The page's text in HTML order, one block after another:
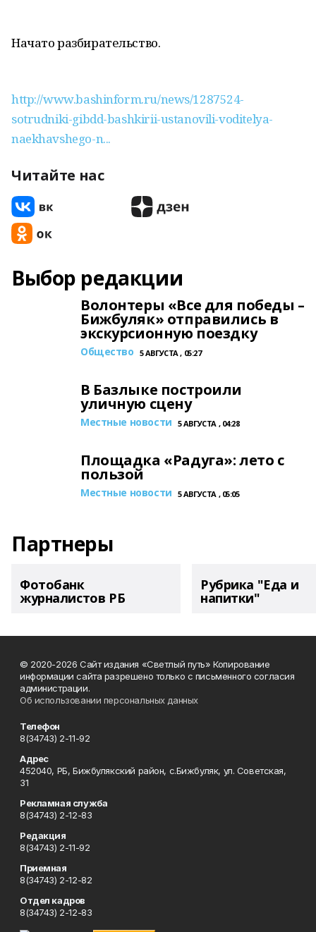
Начато разбирательство.
http://www.bashinform.ru/news/1287524-
sotrudniki-gibdd-bashkirii-ustanovili-voditelya-
naekhavshego-n...
Читайте нас
Выбор редакции
Волонтеры «Все для победы –
Бижбуляк» отправились в
экскурсионную поездку
Общество 5 АВГУСТА , 05:27
В Базлыке построили
уличную сцену
Местные новости 5 АВГУСТА , 04:28
Площадка «Радуга»: лето с
пользой
Местные новости 5 АВГУСТА , 05:05
Партнеры
Фотобанк
журналистов РБ
Рубрика "Еда и
напитки"
© 2020-2026 Сайт издания «Светлый путь» Копирование
информации сайта разрешено только с письменного согласия
администрации.
Об использовании персональных данных
Телефон
8(34743) 2-11-92
Адрес
452040, РБ, Бижбулякский район, с.Бижбуляк, ул. Советская,
31
Рекламная служба
8(34743) 2-12-83
Редакция
8(34743) 2-11-92
Приемная
8(34743) 2-12-82
Отдел кадров
8(34743) 2-12-83